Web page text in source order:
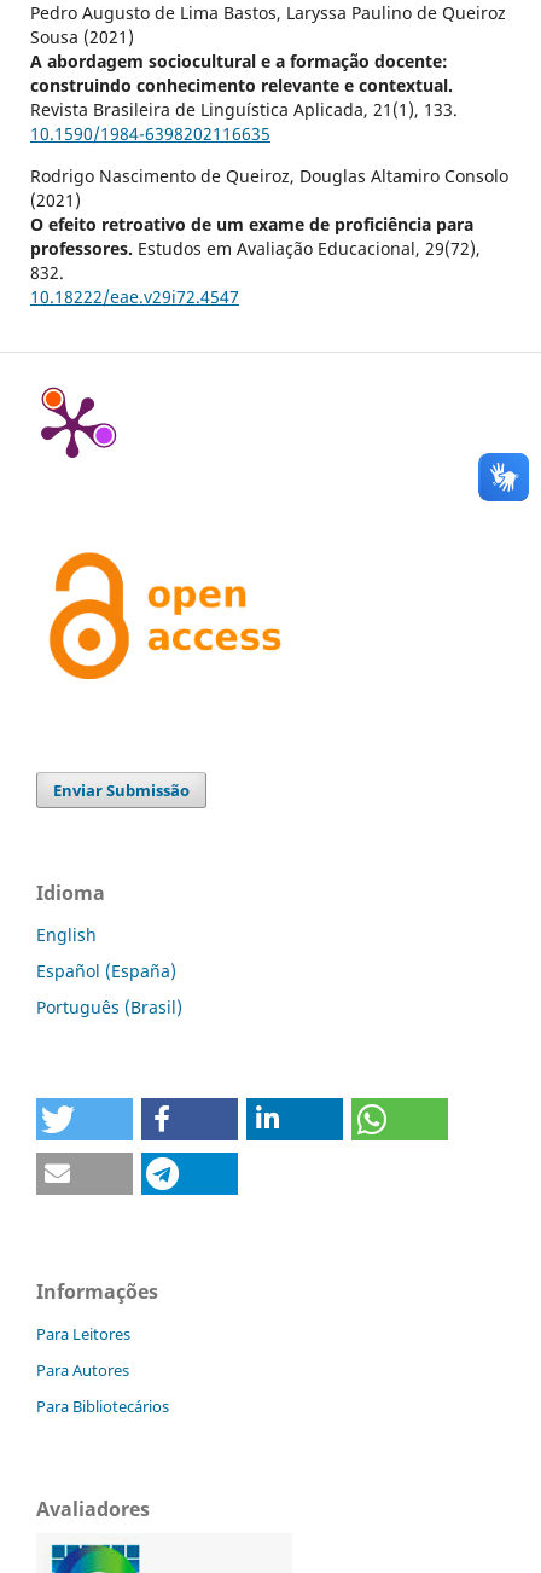
Pedro Augusto de Lima Bastos, Laryssa Paulino de Queiroz
Sousa (2021)
A abordagem sociocultural e a formação docente:
construindo conhecimento relevante e contextual.
Revista Brasileira de Linguística Aplicada, 21 (1), 133.
10.1590/1984-6398202116635
Rodrigo Nascimento de Queiroz, Douglas Altamiro Consolo
(2021)
O efeito retroativo de um exame de proficiência para
professores. Estudos em Avaliação Educacional, 29(72),
832.
10.18222/eae.v29i72.4547
Enviar Submissão
Idioma
English
Español (España)
Português (Brasil)
Informações
Para Leitores
Para Autores
Para Bibliotecários
Avaliadores